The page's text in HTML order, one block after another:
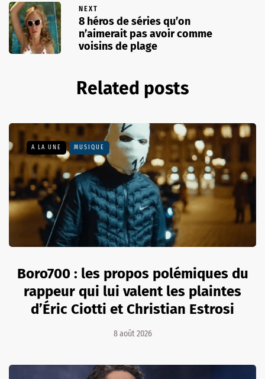
NEXT
8 héros de séries qu’on
n’aimerait pas avoir comme
voisins de plage
Related posts
A LA UNE MUSIQUE
Boro700 : les propos polémiques du
rappeur qui lui valent les plaintes
d’Éric Ciotti et Christian Estrosi
8 août 2026